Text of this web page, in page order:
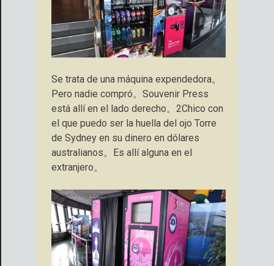
Se trata de una máquina expendedora。
Pero nadie compró。Souvenir Press
está allí en el lado derecho。2Chico con
el que puedo ser la huella del ojo Torre
de Sydney en su dinero en dólares
australianos。Es allí alguna en el
extranjero。